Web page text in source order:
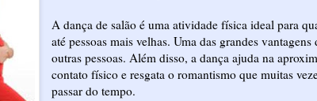
A dança de salão é uma atividade física ideal para
até pessoas mais velhas. Uma das grandes
outras pessoas. Além disso, a dança ajuda na
contato físico e resgata o romantismo que muitas
passar do tempo.